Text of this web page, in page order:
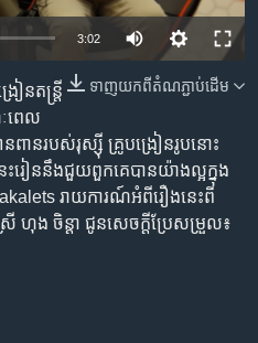
3:02
ទាញ​យក​ពី​តំណភ្ជាប់​ដើម
ៀន​តន្ត្រី​
ពេល​
នពាន​របស់​រុស្ស៊ី គ្រូ​បង្រៀន​រូប​នោះ​
ៀន​នឹង​ជួយ​ពួកគេ​បាន​យ៉ាង​ល្អ​ក្នុង​
រាយការណ៍​អំពី​រឿង​នេះ​ពី​
ហុង ចិន្ដា ជូន​សេចក្ដីប្រែសម្រួល៖